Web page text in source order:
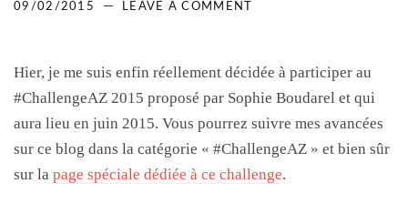
09/02/2015 LEAVE A COMMENT
Hier, je me suis enfin réellement décidée à participer au
#ChallengeAZ 2015 proposé par Sophie Boudarel et qui
aura lieu en juin 2015. Vous pourrez suivre mes avancées
sur ce blog dans la catégorie « #ChallengeAZ » et bien sûr
sur la page spéciale dédiée à ce challenge.